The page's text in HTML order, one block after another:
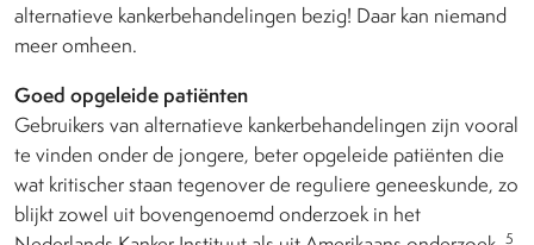
alternatieve kankerbehandelingen bezig! Daar kan niemand
meer omheen.
Goed opgeleide patiënten
Gebruikers van alternatieve kankerbehandelingen zijn vooral
te vinden onder de jongere, beter opgeleide patiënten die
wat kritischer staan tegenover de reguliere geneeskunde, zo
blijkt zowel uit bovengenoemd onderzoek in het
5